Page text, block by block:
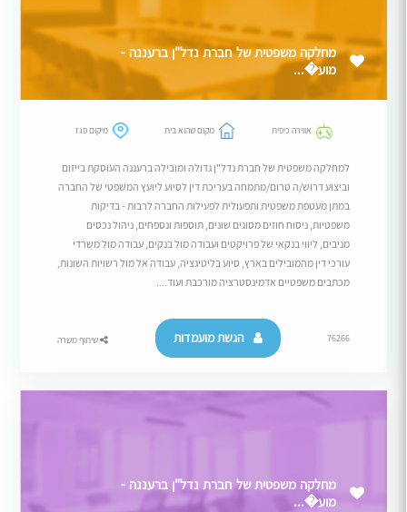
מחלקה משפטית של חברת נדל"ן ברעננה -
מוע�...
אווירה כיפית מקום שהוא בית מיקום פגז
למחלקה משפטית של חברת נדל"ן גדולה ומובילה ברעננה העוסקת בייזום
וביצוע דרוש/ה טרום/מתמחה בעריכת דין לסיוע ליועץ המשפטי של החברה
במתן מעטפת משפטית ותפעולית לפעילות החברה לרבות - בדיקות
משפטיות, ניסוח חוזים מסוגים שונים, תוספות ונספחים, ניהול נכסים
מניבים, ליווי בנקאי של פרויקטים ועבודה מול בנקים, עבודה מול משרדי
עורכי דין מהמובילים בארץ, סיוע בליטיגציה, עבודה אל מול רשויות השונות,
מכתבים משפטיים אדמינסטרציה מורכבת ועוד....
76266 הגשת מועמדות שיתוף משרה
מחלקה משפטית של חברת נדל"ן ברעננה -
מוע�...